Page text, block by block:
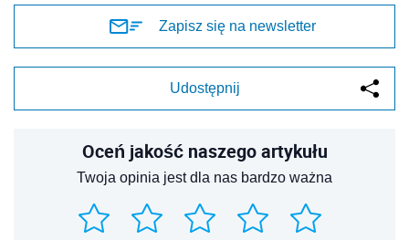
Zapisz się na newsletter
Udostępnij
Oceń jakość naszego artykułu
Twoja opinia jest dla nas bardzo ważna